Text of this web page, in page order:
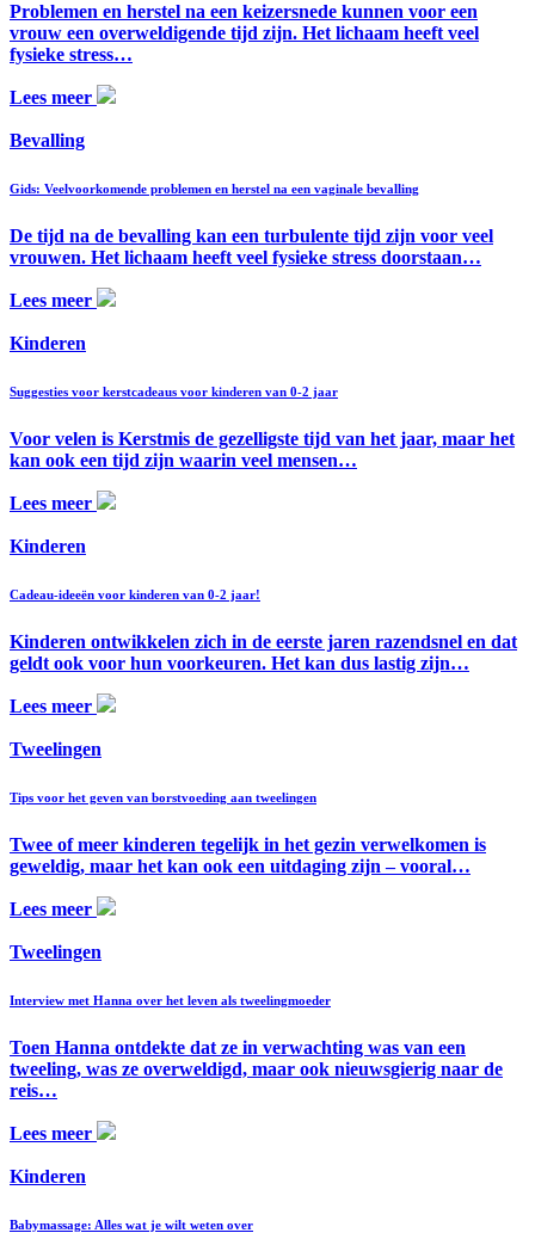
Problemen en herstel na een keizersnede kunnen voor een
vrouw een overweldigende tijd zijn. Het lichaam heeft veel
fysieke stress…
Lees meer
Bevalling
Gids: Veelvoorkomende problemen en herstel na een vaginale bevalling
De tijd na de bevalling kan een turbulente tijd zijn voor veel
vrouwen. Het lichaam heeft veel fysieke stress doorstaan…
Lees meer
Kinderen
Suggesties voor kerstcadeaus voor kinderen van 0-2 jaar
Voor velen is Kerstmis de gezelligste tijd van het jaar, maar het
kan ook een tijd zijn waarin veel mensen…
Lees meer
Kinderen
Cadeau-ideeën voor kinderen van 0-2 jaar!
Kinderen ontwikkelen zich in de eerste jaren razendsnel en dat
geldt ook voor hun voorkeuren. Het kan dus lastig zijn…
Lees meer
Tweelingen
Tips voor het geven van borstvoeding aan tweelingen
Twee of meer kinderen tegelijk in het gezin verwelkomen is
geweldig, maar het kan ook een uitdaging zijn – vooral…
Lees meer
Tweelingen
Interview met Hanna over het leven als tweelingmoeder
Toen Hanna ontdekte dat ze in verwachting was van een
tweeling, was ze overweldigd, maar ook nieuwsgierig naar de
reis…
Lees meer
Kinderen
Babymassage: Alles wat je wilt weten over